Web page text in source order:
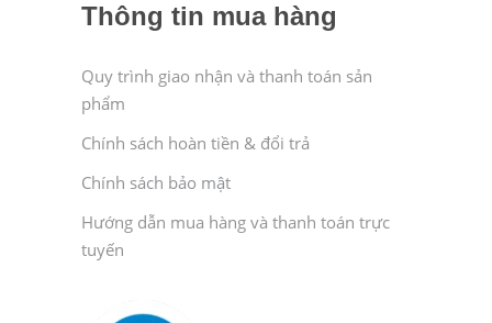
Thông tin mua hàng
Quy trình giao nhận và thanh toán sản
phẩm
Chính sách hoàn tiền & đổi trả
Chính sách bảo mật
Hướng dẫn mua hàng và thanh toán trực
tuyến